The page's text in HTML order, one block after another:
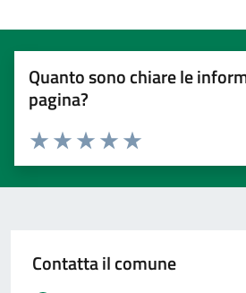
Quanto sono chiare le
pagina?
Valuta 5 stelle su 5
Valuta 4 stelle su 5
Valuta 3 stelle su 5
Valuta 2 stelle su 5
Valuta 1 stelle su 5
Contatta il comune